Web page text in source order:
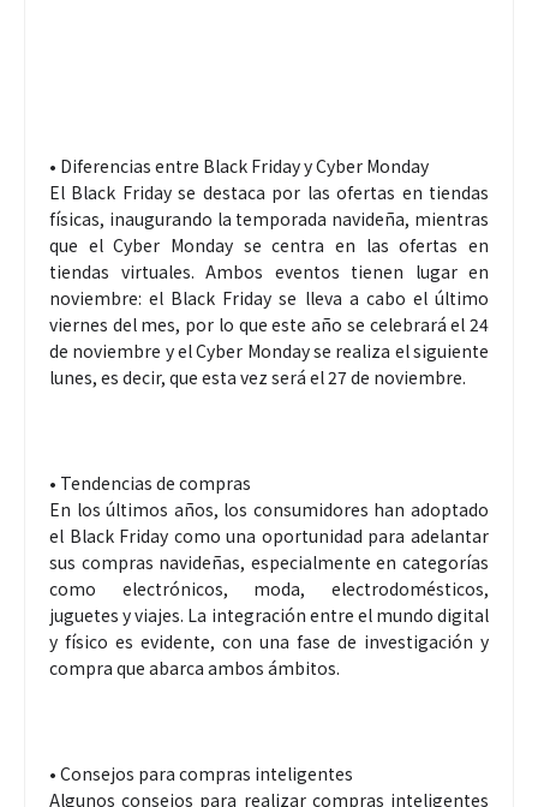
• Diferencias entre Black Friday y Cyber Monday
El Black Friday se destaca por las ofertas en tiendas
físicas, inaugurando la temporada navideña, mientras
que el Cyber Monday se centra en las ofertas en
tiendas virtuales. Ambos eventos tienen lugar en
noviembre: el Black Friday se lleva a cabo el último
viernes del mes, por lo que este año se celebrará el 24
de noviembre y el Cyber Monday se realiza el siguiente
lunes, es decir, que esta vez será el 27 de noviembre.
• Tendencias de compras
En los últimos años, los consumidores han adoptado
el Black Friday como una oportunidad para adelantar
sus compras navideñas, especialmente en categorías
como electrónicos, moda, electrodomésticos,
juguetes y viajes. La integración entre el mundo digital
y físico es evidente, con una fase de investigación y
compra que abarca ambos ámbitos.
• Consejos para compras inteligentes
Algunos consejos para realizar compras inteligentes